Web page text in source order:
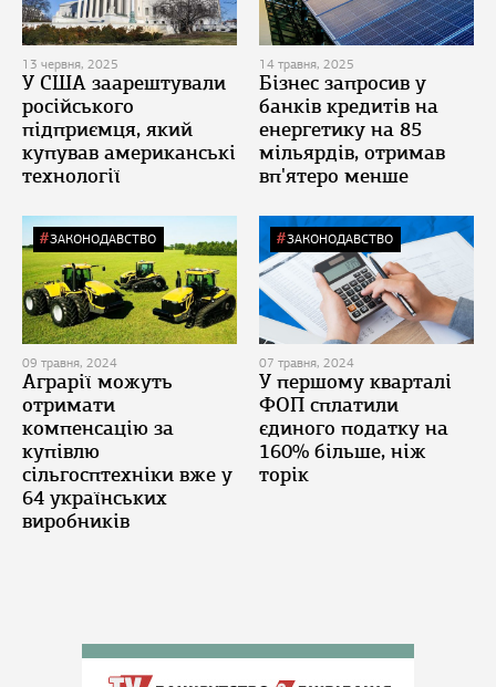
13 червня, 2025
У США заарештували
російського
підприємця, який
купував американські
технології
14 травня, 2025
Бізнес запросив у
банків кредитів на
енергетику на 85
мільярдів, отримав
вп'ятеро менше
ЗАКОНОДАВСТВО
09 травня, 2024
Аграрії можуть
отримати
компенсацію за
купівлю
сільгосптехніки вже у
64 українських
виробників
ЗАКОНОДАВСТВО
07 травня, 2024
У першому кварталі
ФОП сплатили
єдиного податку на
160% більше, ніж
торік